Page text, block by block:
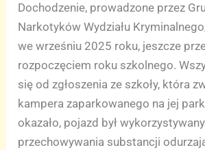
Dochodzenie, prowadzone przez
Narkotyków Wydziału
we wrześniu 2025 roku, jeszcze
rozpoczęciem roku szkolnego.
się od zgłoszenia ze szkoły, która
kampera zaparkowanego na jej
okazało, pojazd był
przechowywania substancji